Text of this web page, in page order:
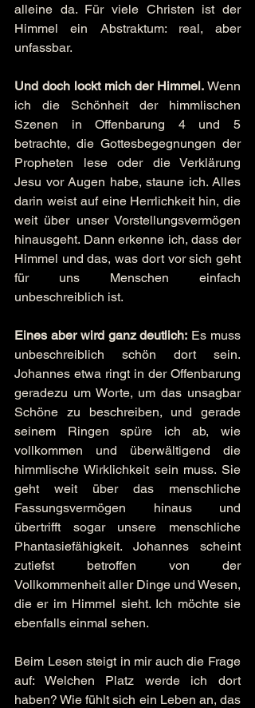
alleine da. Für viele Christen ist der
Himmel ein Abstraktum: real, aber
unfassbar.
Und doch lockt mich der Himmel. Wenn
ich die Schönheit der himmlischen
Szenen in Offenbarung 4 und 5
betrachte, die Gottesbegegnungen der
Propheten lese oder die Verklärung
Jesu vor Augen habe, staune ich. Alles
darin weist auf eine Herrlichkeit hin, die
weit über unser Vorstellungsvermögen
hinausgeht. Dann erkenne ich, dass der
Himmel und das, was dort vor sich geht
für uns Menschen einfach
unbeschreiblich ist.
Eines aber wird ganz deutlich: Es muss
unbeschreiblich schön dort sein.
Johannes etwa ringt in der Offenbarung
geradezu um Worte, um das unsagbar
Schöne zu beschreiben, und gerade
seinem Ringen spüre ich ab, wie
vollkommen und überwältigend die
himmlische Wirklichkeit sein muss. Sie
geht weit über das menschliche
Fassungsvermögen hinaus und
übertrifft sogar unsere menschliche
Phantasiefähigkeit. Johannes scheint
zutiefst betroffen von der
Vollkommenheit aller Dinge und Wesen,
die er im Himmel sieht. Ich möchte sie
ebenfalls einmal sehen.
Beim Lesen steigt in mir auch die Frage
auf: Welchen Platz werde ich dort
haben? Wie fühlt sich ein Leben an, das